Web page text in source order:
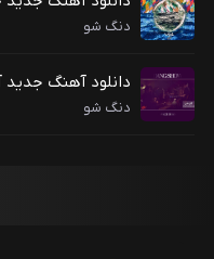
دنگ شو
دانلود آهنگ جدید آواز شب
دنگ شو